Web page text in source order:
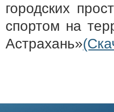
городских
спортом на
Астрахань»